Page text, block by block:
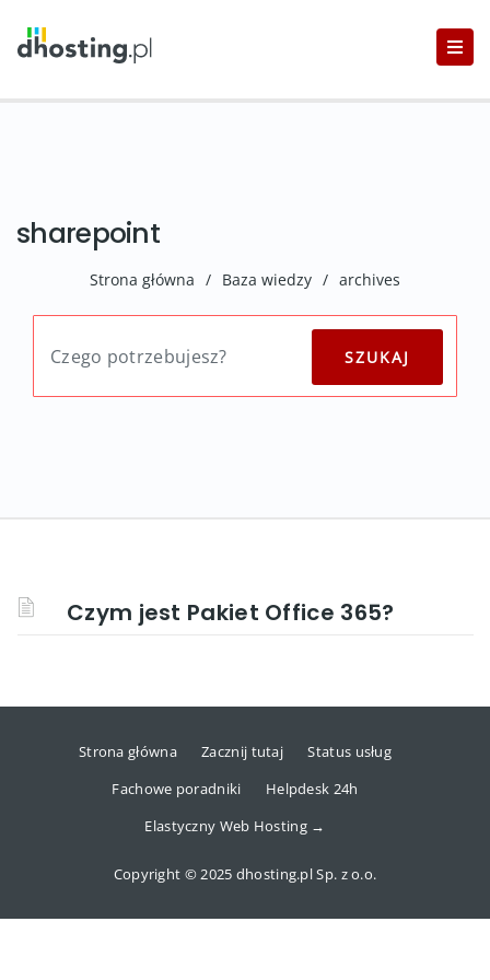
sharepoint
Strona główna / Baza wiedzy / archives
Czym jest Pakiet Office 365?
Strona główna Zacznij tutaj
Status usług
Fachowe poradniki
Helpdesk 24h
Elastyczny Web Hosting →
Copyright © 2025 dhosting.pl Sp. z o.o.